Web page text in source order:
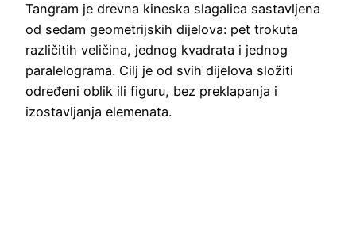
Tangram je drevna kineska slagalica sastavljena
od sedam geometrijskih dijelova: pet trokuta
različitih veličina, jednog kvadrata i jednog
paralelograma. Cilj je od svih dijelova složiti
određeni oblik ili figuru, bez preklapanja i
izostavljanja elemenata.